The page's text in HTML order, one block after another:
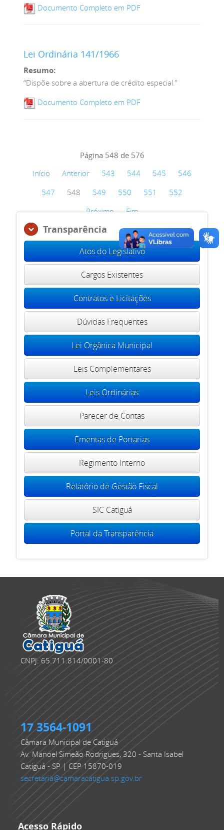
Documento Completo em PDF
Lei Ordinária 141/1966
Resumo:
“Dispõe sobre a abertura de crédito especial.”
Documento Completo em PDF
Página 548 de 576
Início
Anterior 543 544 545
546
547
548 549 550 551
552
Próximo
Fim
Transparência
Atos do Legislativo
Cargos Existentes
Contratos e Licitações
Dúvidas Frequentes
Lei Orgânica Municipal
Leis Complementares
Leis Ordinárias
Parecer de Contas
Ementas de Portarias
Regimento Interno
Relatório de Gestão Fiscal
SIC Catiguá
Portal da Transparência
CNPJ: 65.711.814/0001-80
17 3564-1091
Câmara Municipal de Catiguá
Av. Manoel Simeão Rodrigues, 320 - Santa Isabel
Catiguá - SP | CEP 15870-019
secretaria@camaracatigua.sp.gov.br
Acesso Rápido